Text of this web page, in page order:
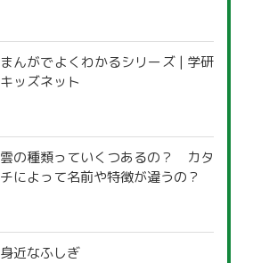
まんがでよくわかるシリーズ | 学研
キッズネット
雲の種類っていくつあるの？ カタ
チによって名前や特徴が違うの？
身近なふしぎ